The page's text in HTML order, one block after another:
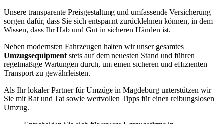
Unsere transparente Preisgestaltung und umfassende Versicherung
sorgen dafür, dass Sie sich entspannt zurücklehnen können, in dem
Wissen, dass Ihr Hab und Gut in sicheren Händen ist.
Neben modernsten Fahrzeugen halten wir unser gesamtes
Umzugsequipment stets auf dem neuesten Stand und führen
regelmäßige Wartungen durch, um einen sicheren und effizienten
Transport zu gewährleisten.
Als Ihr lokaler Partner für Umzüge in Magdeburg unterstützen wir
Sie mit Rat und Tat sowie wertvollen Tipps für einen reibungslosen
Umzug.